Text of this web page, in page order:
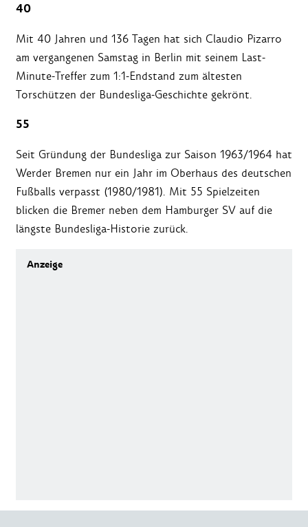
40
Mit 40 Jahren und 136 Tagen hat sich Claudio Pizarro
am vergangenen Samstag in Berlin mit seinem Last-
Minute-Treffer zum 1:1-Endstand zum ältesten
Torschützen der Bundesliga-Geschichte gekrönt.
55
Seit Gründung der Bundesliga zur Saison 1963/1964 hat
Werder Bremen nur ein Jahr im Oberhaus des deutschen
Fußballs verpasst (1980/1981). Mit 55 Spielzeiten
blicken die Bremer neben dem Hamburger SV auf die
längste Bundesliga-Historie zurück.